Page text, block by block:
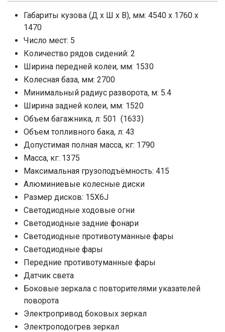
Габариты кузова (Д x Ш x В), мм: 4540 x 1760 x
1470
Число мест: 5
Количество рядов сидений: 2
Ширина передней колеи, мм: 1530
Колесная база, мм: 2700
Минимальный радиус разворота, м: 5.4
Ширина задней колеи, мм: 1520
Объем багажника, л: 501 (1633)
Объем топливного бака, л: 43
Допустимая полная масса, кг: 1790
Масса, кг: 1375
Максимальная грузоподъёмность: 415
Алюминиевые колесные диски
Размер дисков: 15X6J
Светодиодные ходовые огни
Cветодиодные задние фонари
Светодиодные противотуманные фары
Светодиодные фары
Передние противотуманные фары
Датчик света
Боковые зеркала с повторителями указателей
поворота
Электропривод боковых зеркал
Электроподогрев зеркал